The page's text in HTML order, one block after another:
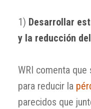
1) Desarrollar
y la reducción
WRI comenta
para reducir la
parecidos que